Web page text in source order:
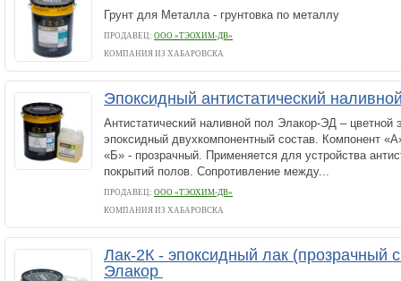
Грунт для Металла - грунтовка по металлу
ПРОДАВЕЦ: ООО «ТЭОХИМ-ДВ»
КОМПАНИЯ ИЗ ХАБАРОВСКА
Эпоксидный антистатический
Антистатический наливной пол Элакор-ЭД – цветной
эпоксидный двухкомпонентный состав. Компонент
«Б» - прозрачный. Применяется для устройства
покрытий полов. Сопротивление между...
ПРОДАВЕЦ: ООО «ТЭОХИМ-ДВ»
КОМПАНИЯ ИЗ ХАБАРОВСКА
Лак-2К - эпоксидный лак (прозрачный
Элакор